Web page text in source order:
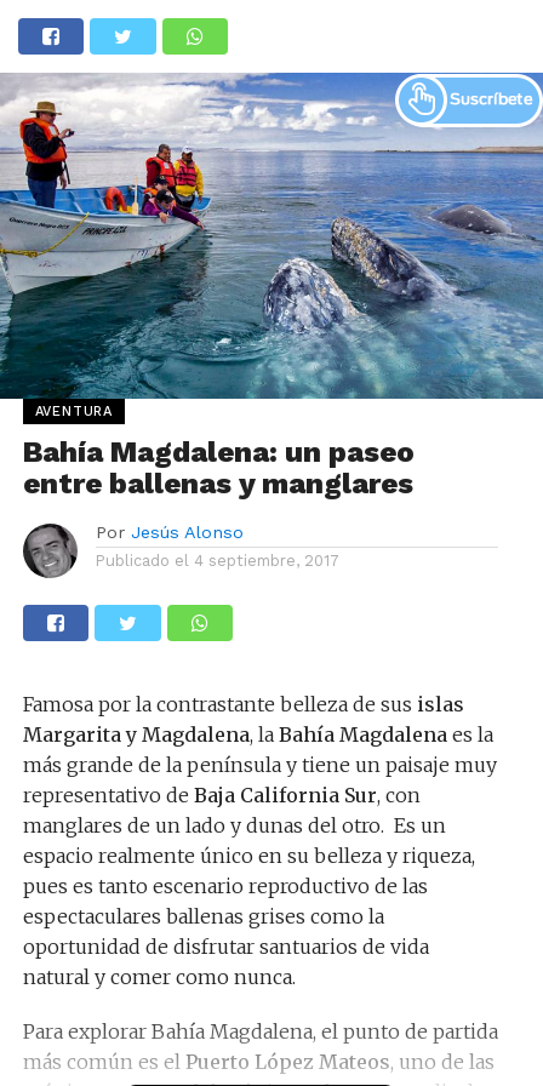
AVENTURA
Bahía Magdalena: un paseo
entre ballenas y manglares
Por Jesús Alonso
Publicado el 4 septiembre, 2017
Famosa por la contrastante belleza de sus islas
Margarita y Magdalena, la Bahía Magdalena es la
más grande de la península y tiene un paisaje muy
representativo de Baja California Sur, con
manglares de un lado y dunas del otro. Es un
espacio realmente único en su belleza y riqueza,
pues es tanto escenario reproductivo de las
espectaculares ballenas grises como la
oportunidad de disfrutar santuarios de vida
natural y comer como nunca.
Para explorar Bahía Magdalena, el punto de partida
más común es el Puerto López Mateos, uno de las